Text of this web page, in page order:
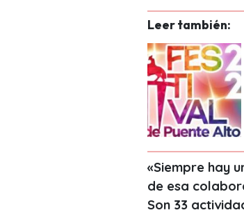
Leer también:
«Siempre hay
de esa
Son 33